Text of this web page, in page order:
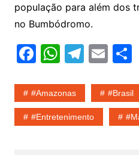
população para além dos
no Bumbódromo.
F
c
e
b
W
at
s
A
T
e
gr
a
E
ai
l
S
#amazonas #Brasil
#entretenimento